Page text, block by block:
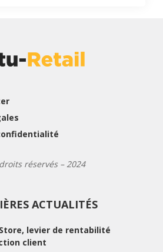
réservés – 2024
ACTUALITÉS
levier de rentabilité
client